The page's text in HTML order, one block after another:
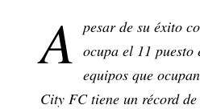
A pesar de su éxito
ocupa el 11 puesto
equipos que
City FC tiene un récord